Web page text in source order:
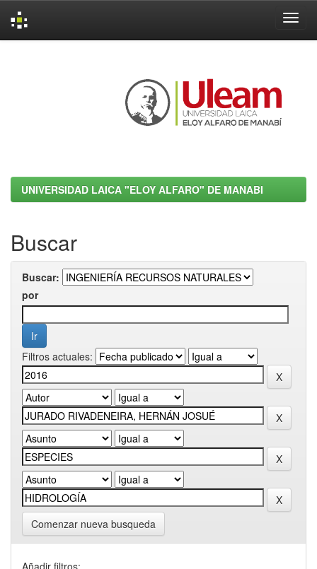
UNIVERSIDAD LAICA "ELOY ALFARO" DE MANABI
Buscar
Buscar:
por
Filtros actuales:
Comenzar nueva busqueda
Añadir filtros: